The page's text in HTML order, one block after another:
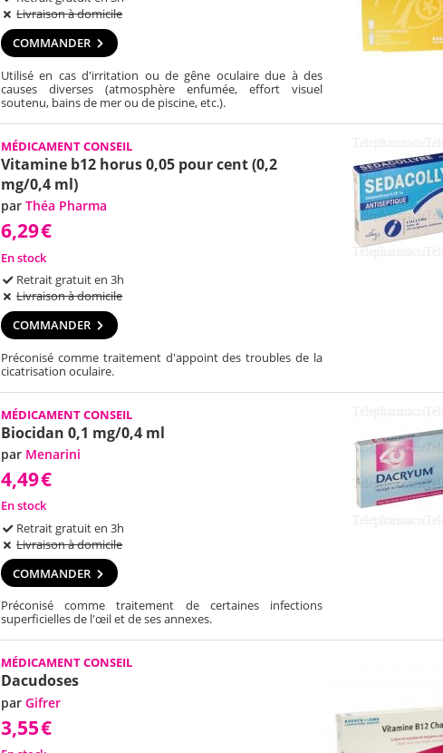
Livraison à domicile
COMMANDER
Utilisé en cas d'irritation ou de gêne oculaire due à des
causes diverses (atmosphère enfumée, effort visuel
soutenu, bains de mer ou de piscine, etc.).
MÉDICAMENT CONSEIL
Vitamine b12 horus 0,05 pour cent (0,2
mg/0,4 ml)
par Théa Pharma
6,29€
En stock
Retrait gratuit en 3h
Livraison à domicile
COMMANDER
Préconisé comme traitement d'appoint des troubles de la
cicatrisation oculaire.
MÉDICAMENT CONSEIL
Biocidan 0,1 mg/0,4 ml
par Menarini
4,49€
En stock
Retrait gratuit en 3h
Livraison à domicile
COMMANDER
Préconisé comme traitement de certaines infections
superficielles de l'œil et de ses annexes.
MÉDICAMENT CONSEIL
Dacudoses
par Gifrer
3,55€